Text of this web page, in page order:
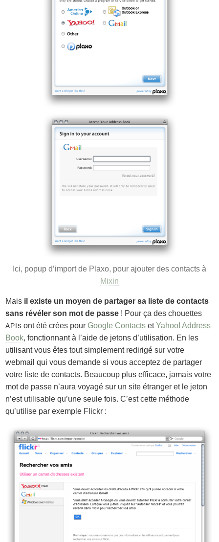
Ici, popup d’import de Plaxo, pour ajouter des contacts à
Mixin
Mais il existe un moyen de partager sa liste de contacts
sans révéler son mot de passe ! Pour ça des chouettes
APIs ont été crées pour Google Contacts etYahoo! Address
Book, fonctionnant à l’aide de jetons d’utilisation. En les
utilisant vous êtes tout simplement redirigé sur votre
webmail qui vous demande si vous acceptez de partager
votre liste de contacts. Beaucoup plus efficace, jamais votre
mot de passe n’aura voyagé sur un site étranger et le jeton
n’est utilisable qu’une seule fois. C’est cette méthode
qu’utilise par exemple Flickr :